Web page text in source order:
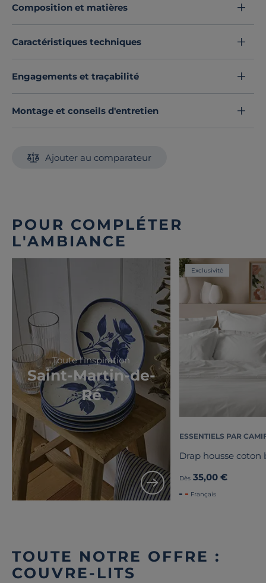
Composition et matières
Caractéristiques techniques
Engagements et traçabilité
Montage et conseils d'entretien
Ajouter au comparateur
POUR COMPLÉTER
L'AMBIANCE
Toute l'inspiration
Saint-Martin-de-
Ré
Exclusivité
ESSENTIELS PAR
Drap housse coton
Dès 35,00 €
Français
TOUTE NOTRE OFFRE :
COUVRE-LITS